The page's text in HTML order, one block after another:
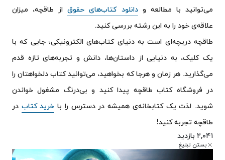
می‌توانید با مطالعه‌ ودانلود کتاب‌های حقوقاز طاقچه، میزان
علاقه‎‌ی خود را به این رشته بررسی کنید.
طاقچه دریچه‌ای است به دنیای کتاب‌های الکترونیکی؛ جایی که با
یک کلیک، به دنیایی از داستان‌ها، دانش و تجربه‌های تازه قدم
می‌گذارید. هر زمان و هرجا که بخواهید، می‌توانید کتاب دلخواهتان را
در فروشگاه کتاب طاقچه پیدا کنید و بی‌درنگ مشغول خواندن
شوید. لذت یک کتابخانه‌ی همیشه در دسترس را با خرید کتاب در
طاقچه تجربه کنید!
۲,۰۴۱ بازدید
بستن تبلیغ